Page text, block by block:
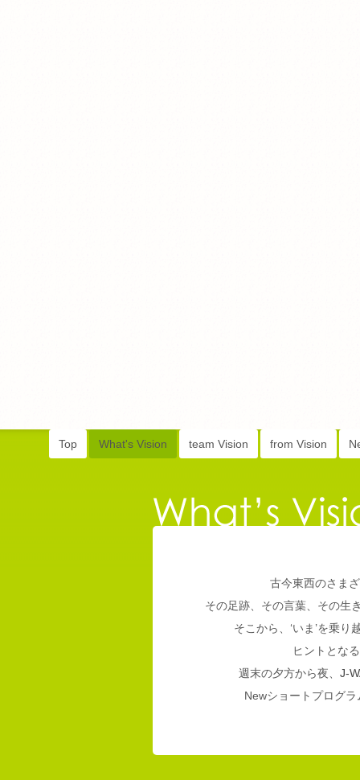
Top What's Vision team Vision from Vision
古今東西のさま
その足跡、その言葉、その生
そこから、‘いま’を乗
ヒントとな
週末の夕方から夜、 J-
Newショートプログ